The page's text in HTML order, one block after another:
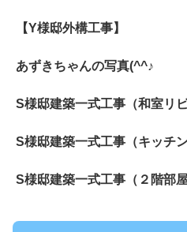
【Y様邸外構工事】
あずきちゃんの写真(^^♪
S様邸建築一式工事（和室リ
S様邸建築一式工事（キッチ
S様邸建築一式工事（２階部